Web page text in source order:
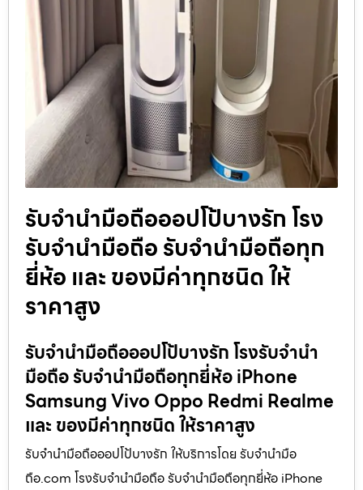
รับจำนำมือถือออปโป้บางรัก โรง
รับจำนำมือถือ รับจำนำมือถือทุก
ยี่ห้อ และ ของมีค่าทุกชนิด ให้
ราคาสูง
รับจำนำมือถือออปโป้บางรัก โรงรับจำนำ
มือถือ รับจำนำมือถือทุกยี่ห้อ iPhone
Samsung Vivo Oppo Redmi Realme
และ ของมีค่าทุกชนิด ให้ราคาสูง
รับจำนำมือถือออปโป้บางรัก ให้บริการโดย รับจํานํามือ
ถือ.com โรงรับจำนำมือถือ รับจำนำมือถือทุกยี่ห้อ iPhone